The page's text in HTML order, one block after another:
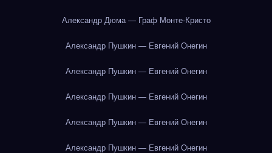
Александр Дюма — Граф Монте-Кристо
Александр Пушкин — Евгений Онегин
Александр Пушкин — Евгений Онегин
Александр Пушкин — Евгений Онегин
Александр Пушкин — Евгений Онегин
Александр Пушкин — Евгений Онегин